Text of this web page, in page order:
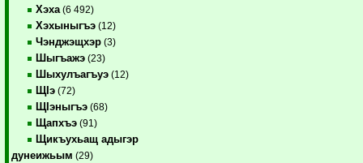
Хэха (6 492)
Хэхыныгъэ (12)
Чэнджэщхэр (3)
Шыгъажэ (23)
Шыхулъагъуэ (12)
ЩIэ (72)
ЩIэныгъэ (68)
Щапхъэ (91)
Щикъухьащ адыгэр
дунеижьым (29)